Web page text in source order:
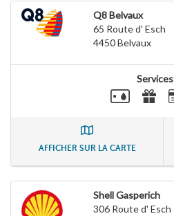
Q8 Belvaux
65 Route d' Esch
4450Belvaux
Services
AFFICHER SUR LA CARTE
Shell Gasperich
306 Route d' Esch